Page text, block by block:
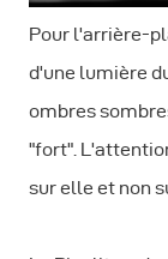
Pour l'arrière-
d'une lumière
ombres
"fort".
sur elle et non